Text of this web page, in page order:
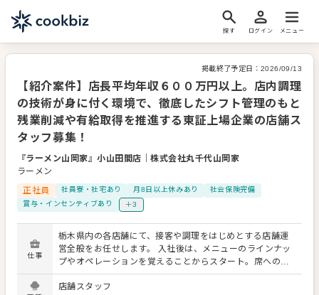
探す ログイン メニュー
掲載終了予定日： 2026/09/13
【紹介案件】店長平均年収６００万円以上。店内調理
の技術が身に付く環境で、徹底したシフト管理のもと
残業削減や有給取得を推進する東証上場企業の店舗ス
タッフ募集！
『ラーメン山岡家』小山田間店 ｜株式会社丸千代山岡家
ラーメン
正社員
社員寮・社宅あり 月8日以上休みあり
社会保険完備
賞与・インセンティブあり
＋3
仕事
栃木県内の各店舗にて、接客や調理をはじめとする店舗運
営全般をお任せします。 入社後は、メニューのラインナッ
プやオペレーションを覚えることからスタート。席へのご
案内やオーダー受付などのホール業務、仕込みから盛り付
けまでの調理、食材の仕入れや在庫管理、アルバイトの育
店舗スタッフ